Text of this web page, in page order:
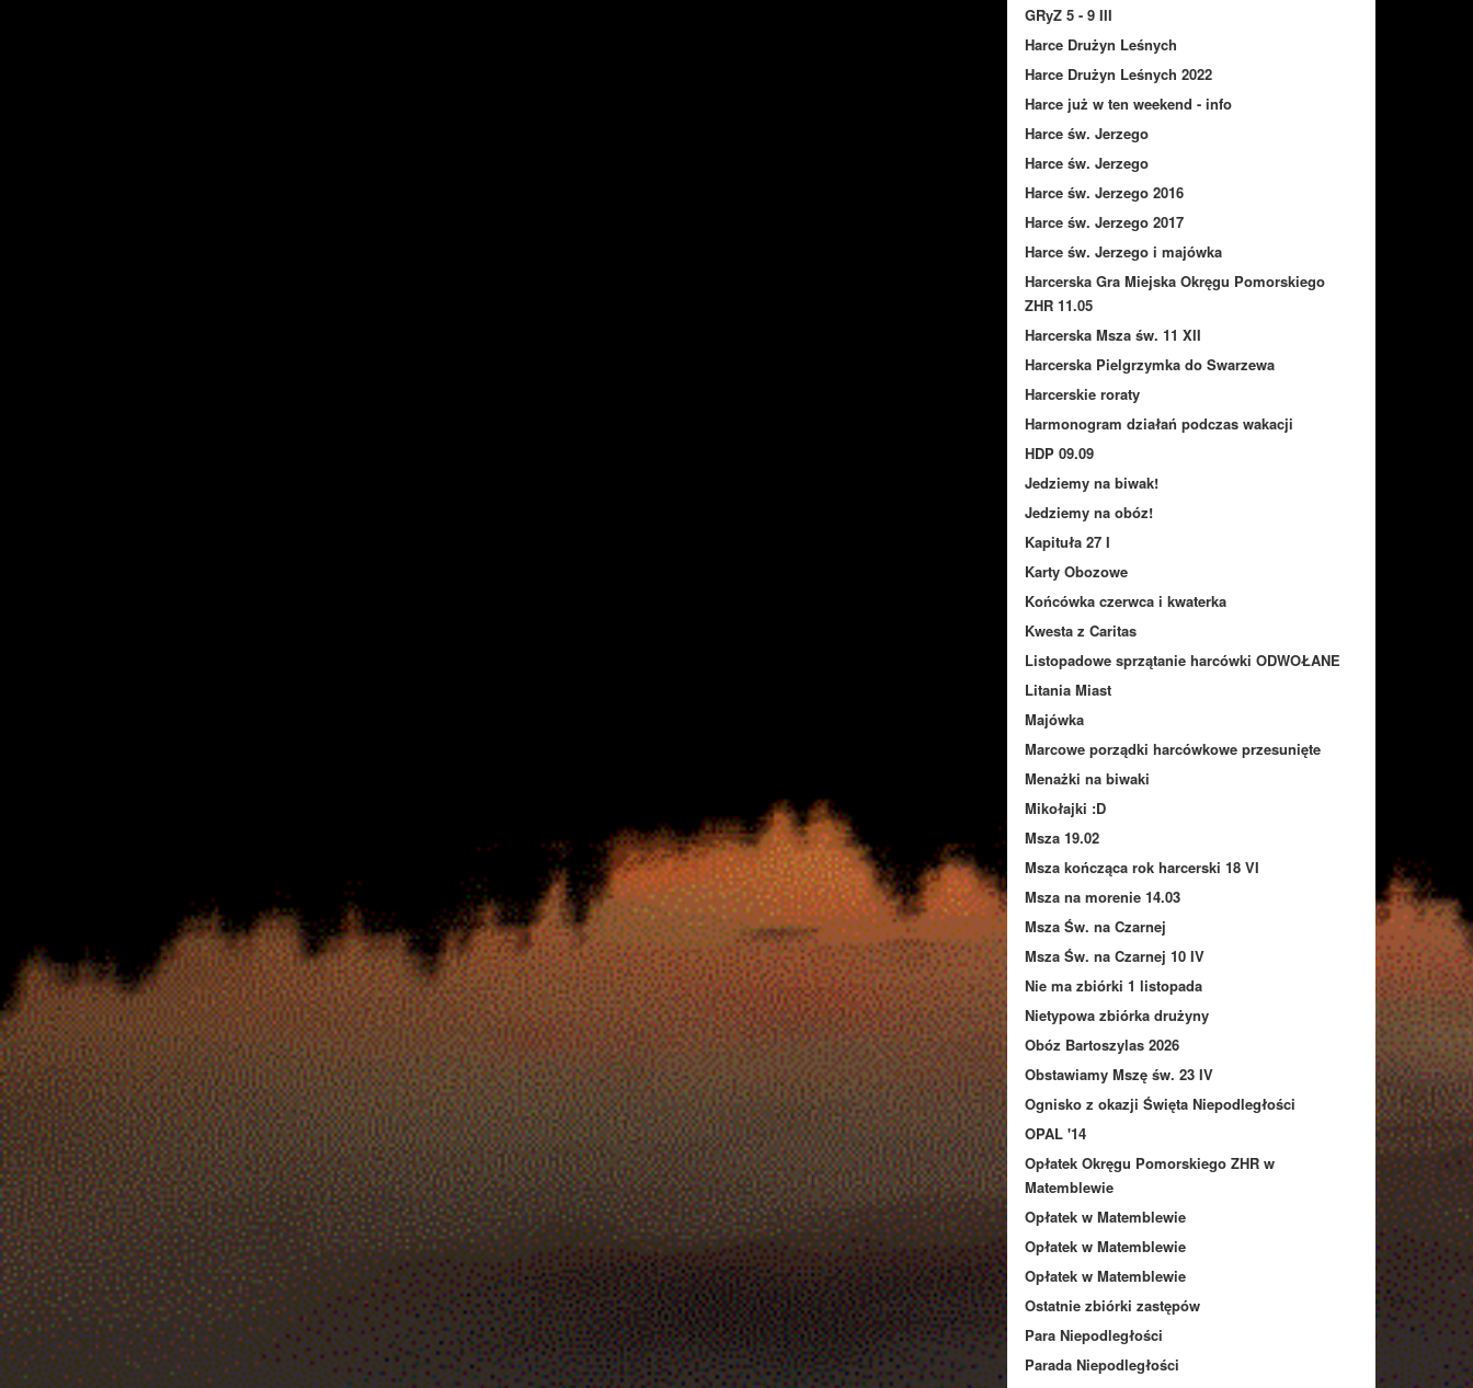
GRyZ 5 - 9 III
Harce Drużyn Leśnych
Harce Drużyn Leśnych 2022
Harce już w ten weekend - info
Harce św. Jerzego
Harce św. Jerzego
Harce św. Jerzego 2016
Harce św. Jerzego 2017
Harce św. Jerzego i majówka
Harcerska Gra Miejska Okręgu Pomorskiego
ZHR 11.05
Harcerska Msza św. 11 XII
Harcerska Pielgrzymka do Swarzewa
Harcerskie roraty
Harmonogram działań podczas wakacji
HDP 09.09
Jedziemy na biwak!
Jedziemy na obóz!
Kapituła 27 I
Karty Obozowe
Końcówka czerwca i kwaterka
Kwesta z Caritas
Listopadowe sprzątanie harcówki ODWOŁANE
Litania Miast
Majówka
Marcowe porządki harcówkowe przesunięte
Menażki na biwaki
Mikołajki :D
Msza 19.02
Msza kończąca rok harcerski 18 VI
Msza na morenie 14.03
Msza Św. na Czarnej
Msza Św. na Czarnej 10 IV
Nie ma zbiórki 1 listopada
Nietypowa zbiórka drużyny
Obóz Bartoszylas 2026
Obstawiamy Mszę św. 23 IV
Ognisko z okazji Święta Niepodległości
OPAL '14
Opłatek Okręgu Pomorskiego ZHR w
Matemblewie
Opłatek w Matemblewie
Opłatek w Matemblewie
Opłatek w Matemblewie
Ostatnie zbiórki zastępów
Para Niepodległości
Parada Niepodległości